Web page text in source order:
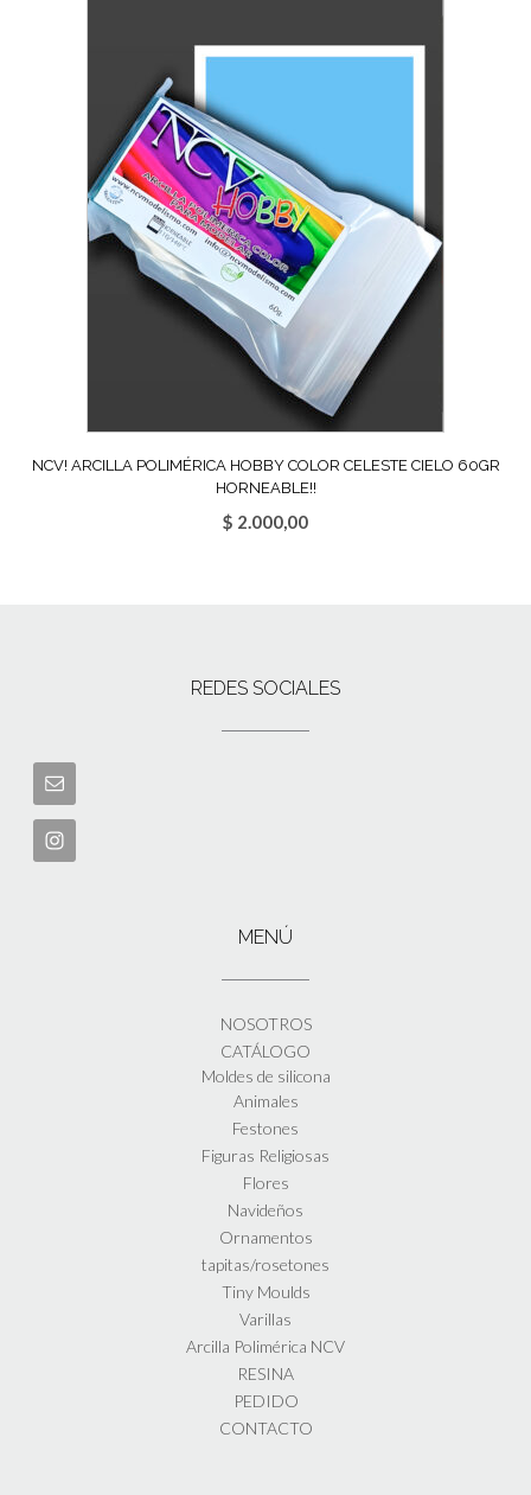
NCV! ARCILLA POLIMÉRICA HOBBY COLOR CELESTE CIELO 60GR
HORNEABLE!!
$ 2.000,00
REDES SOCIALES
MENÚ
NOSOTROS
CATÁLOGO
Moldes de silicona
Animales
Festones
Figuras Religiosas
Flores
Navideños
Ornamentos
tapitas/rosetones
Tiny Moulds
Varillas
Arcilla Polimérica NCV
RESINA
PEDIDO
CONTACTO